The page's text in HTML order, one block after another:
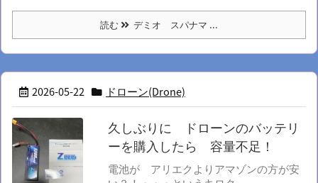
読む デミオ スパナマ ...
2026-05-22 ドローン(Drone)
久しぶりに ドローンのバッテリ
ーを購入したら 容量不足！
電池が アリエクよりアマゾンの方が安